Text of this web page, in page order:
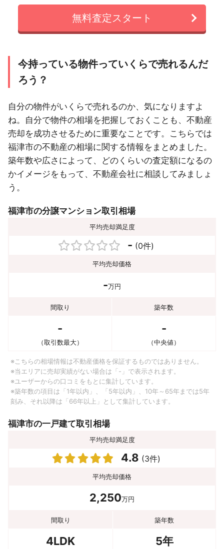
無料査定スタート
今持っている物件っていくらで売れるんだ
ろう？
自分の物件がいくらで売れるのか、気になりますよ
ね。自分で物件の相場を把握しておくことも、不動産
売却を成功させるために重要なことです。こちらでは
福津市の不動産の相場に関する情報をまとめました。
築年数や広さによって、どのくらいの査定額になるの
かイメージをもって、不動産会社に相談してみましょ
う。
福津市の分譲マンション取引相場
平均売却満足度
- (0件)
平均売却価格
-万円
間取り 築年数
-
（取引数最大）
-
（中央値）
※こちらの相場情報は不動産価格を保証するものではありません。
※当エリアに売却実績がない場合は「-」で表示されます。
※ユーザーからの口コミをもとに集計しています。
※築年数の項目は「1年以内」、「5年以内」、10年～65年までは5年
刻み、それ以降は「66年以上」として集計しています。
福津市の一戸建て取引相場
平均売却満足度
4.8 (3件)
平均売却価格
2,250万円
間取り 築年数
4LDK 5年